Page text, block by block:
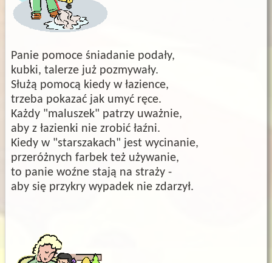
Panie pomoce śniadanie podały,
kubki, talerze już pozmywały.
Służą pomocą kiedy w łazience,
trzeba pokazać jak umyć ręce.
Każdy "maluszek" patrzy uważnie,
aby z łazienki nie zrobić łaźni.
Kiedy w "starszakach" jest wycinanie,
przeróżnych farbek też używanie,
to panie woźne stają na straży -
aby się przykry wypadek nie zdarzył.